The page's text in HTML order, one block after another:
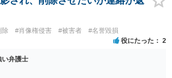
除 #肖像権侵害 #被害者 #名誉毀損
役にたった 2
い弁護士